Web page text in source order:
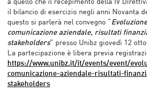
a quello che il recepimento della IV
il bilancio di esercizio negli anni Novanta
questo si parlerà nel convegno “
comunicazione aziendale, risultati
stakeholders” presso Unibz giovedì 12
La partecipazione è libera previa
https://www.unibz.it/it/events/event/
comunicazione-aziendale-risultati-
stakeholders